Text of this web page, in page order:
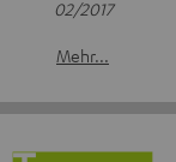
02/2017
Mehr...